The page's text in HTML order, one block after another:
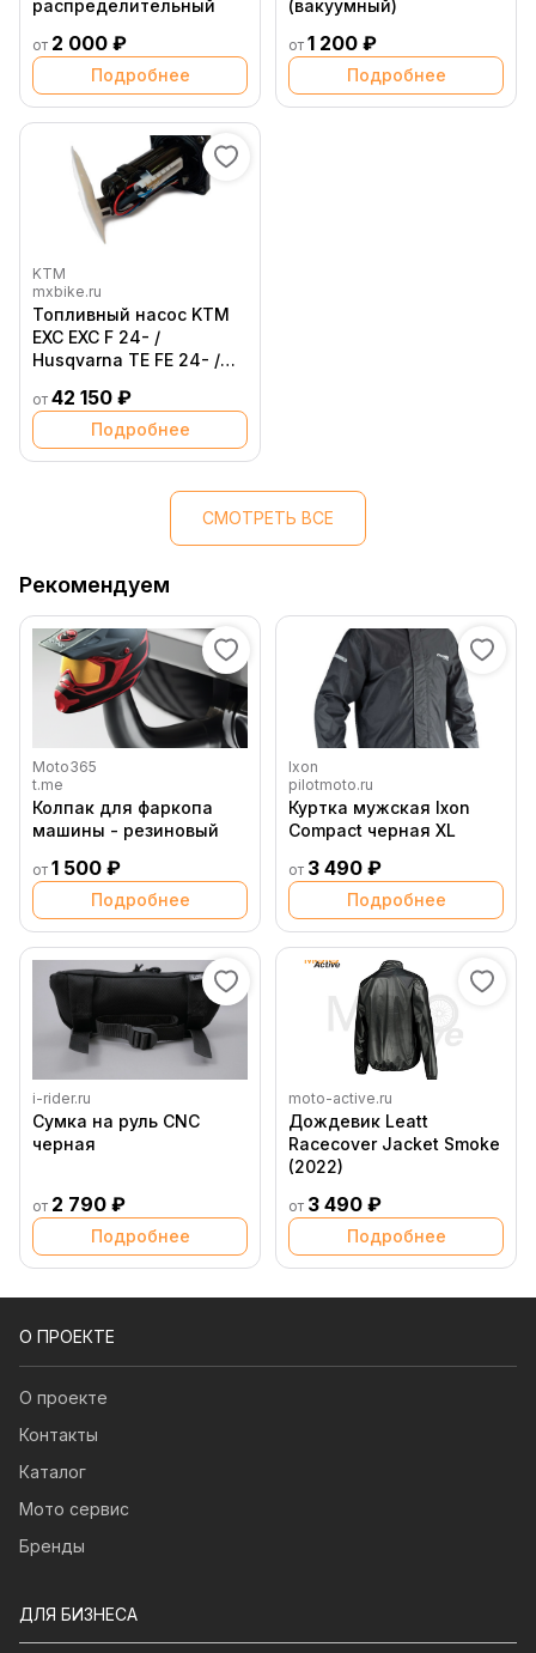
распределительный
от 2 000 ₽
Подробнее
(вакуумный)
от 1 200 ₽
Подробнее
KTM
mxbike.ru
Топливный насос KTM
EXC EXC F 24- /
Husqvarna TE FE 24- /
от 42 150 ₽
Подробнее
СМОТРЕТЬ ВСЕ
Рекомендуем
Moto365
t.me
Колпак для фаркопа
машины - резиновый
от 1 500 ₽
Подробнее
Ixon
pilotmoto.ru
Куртка мужская Ixon
Compact черная XL
от 3 490 ₽
Подробнее
i-rider.ru
Сумка на руль CNC
черная
от 2 790 ₽
Подробнее
moto-active.ru
Дождевик Leatt
Racecover Jacket Smoke
(2022)
от 3 490 ₽
Подробнее
О ПРОЕКТЕ
О проекте
Контакты
Каталог
Мото сервис
Бренды
ДЛЯ БИЗНЕСА